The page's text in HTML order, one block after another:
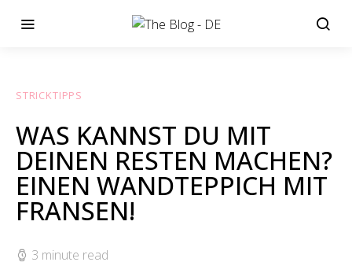
STRICKTIPPS
WAS KANNST DU MIT
DEINEN RESTEN MACHEN?
EINEN WANDTEPPICH MIT
FRANSEN!
3 minute read